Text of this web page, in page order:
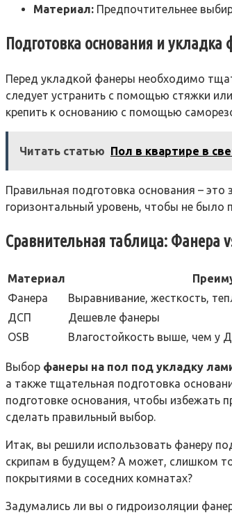
Материал: Предпочтительнее
Подготовка основания и укладка
Перед укладкой фанеры необходимо
следует устранить с помощью стяжки
крепить к основанию с помощью
Читать статью Пол в квартире в
Правильная подготовка основания –
горизонтальный уровень, чтобы не было
Сравнительная таблица: Фанера
Материал
Фанера
Выравнивание, жесткость,
ДСП
Дешевле фанеры
OSB
Влагостойкость выше, чем у
Выбор фанеры на пол под укладку
а также тщательная подготовка
подготовке основания, чтобы избежать
сделать правильный выбор.
Итак, вы решили использовать фанеру
скрипам в будущем? А может, слишком
покрытиями в соседних комнатах?
Задумались ли вы о гидроизоляции